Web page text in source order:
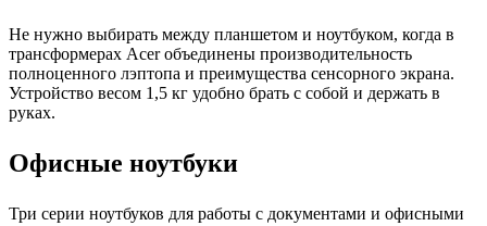
Не нужно выбирать между планшетом и ноутбуком, когда в
трансформерах Acer объединены производительность
полноценного лэптопа и преимущества сенсорного экрана.
Устройство весом 1,5 кг удобно брать с собой и держать в
руках.
Офисные ноутбуки
Три серии ноутбуков для работы с документами и офисными